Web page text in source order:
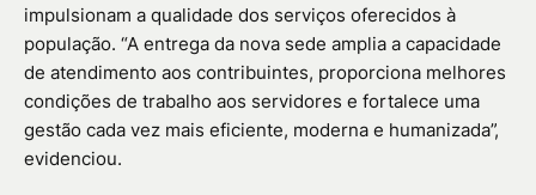
impulsionam a qualidade dos serviços oferecidos à
população. “A entrega da nova sede amplia a capacidade
de atendimento aos contribuintes, proporciona melhores
condições de trabalho aos servidores e fortalece uma
gestão cada vez mais eficiente, moderna e humanizada”,
evidenciou.